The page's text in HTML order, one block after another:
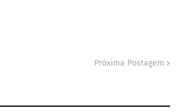
Próxima Postagem